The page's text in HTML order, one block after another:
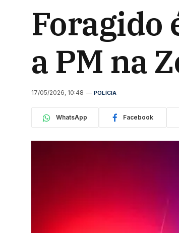
Foragido
a PM na
17/05/2026, 10:48 POLÍCIA
WhatsApp Facebook